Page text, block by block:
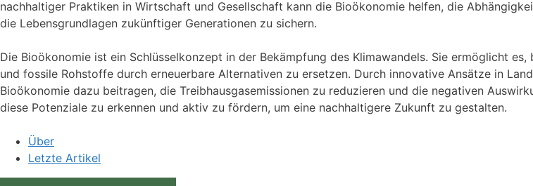
nachhaltiger Praktiken in Wirtschaft und Gesellschaft kann die Bioökonomie helfen, die
die Lebensgrundlagen zukünftiger Generationen zu sichern.
Die Bioökonomie ist ein Schlüsselkonzept in der Bekämpfung des Klimawandels. Sie ermöglicht
und fossile Rohstoffe durch erneuerbare Alternativen zu ersetzen. Durch innovative Ansätze in
Bioökonomie dazu beitragen, die Treibhausgasemissionen zu reduzieren und die negativen
diese Potenziale zu erkennen und aktiv zu fördern, um eine nachhaltigere Zukunft zu gestalten.
Über
Letzte Artikel